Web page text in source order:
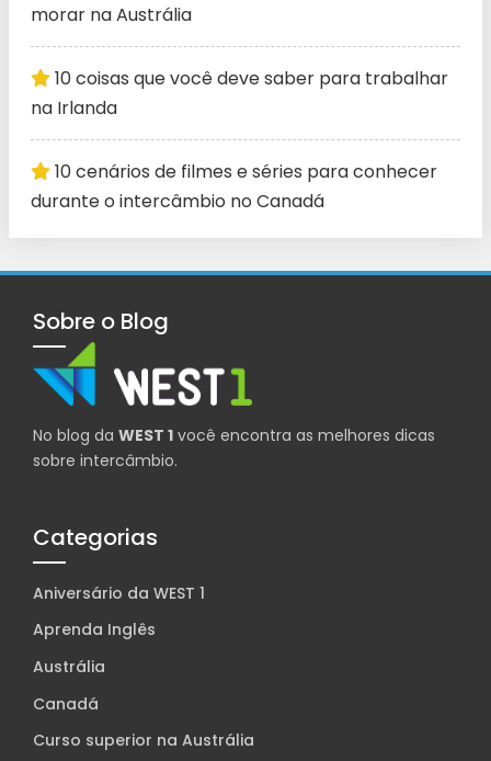
morar na Austrália
10 coisas que você deve saber para trabalhar
na Irlanda
10 cenários de filmes e séries para conhecer
durante o intercâmbio no Canadá
Sobre o Blog
No blog da WEST 1 você encontra as melhores dicas
sobre intercâmbio.
Categorias
Aniversário da WEST 1
Aprenda Inglês
Austrália
Canadá
Curso superior na Austrália